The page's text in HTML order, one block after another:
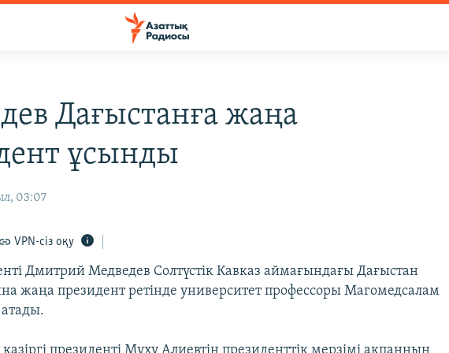
Дағыстанға жаңа
ұсынды
03:07
VPN-сіз оқу
Дмитрий Медведев Солтүстік Кавказ аймағындағы Дағыстан
жаңа президент ретінде университет профессоры Магомедсалам